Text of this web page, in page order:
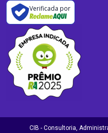
Verificada por
CIB - Consultoria,